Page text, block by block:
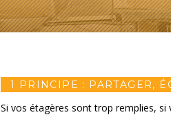
1 PRINCIPE : PARTAGER,
Si vos étagères sont trop remplies, si